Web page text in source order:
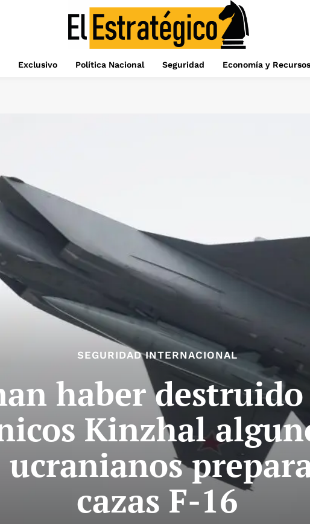
Exclusivo Política Nacional Seguridad Economía y Recursos
SEGURIDAD INTERNACIONAL
haber
Kinzhal
cazas F-16